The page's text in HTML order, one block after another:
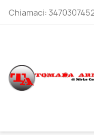
Chiamaci: